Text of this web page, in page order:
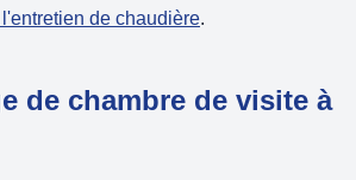
de chaudière.
de chambre de visite à